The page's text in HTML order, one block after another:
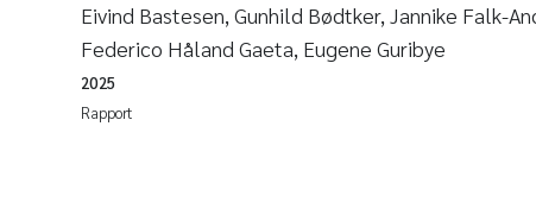
Eivind Bastesen, Gunhild Bødtker, Jannike Falk-
Federico Håland Gaeta, Eugene Guribye
Rapport
2025